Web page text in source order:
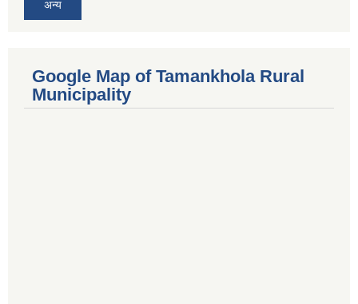
अन्य
Google Map of Tamankhola Rural
Municipality